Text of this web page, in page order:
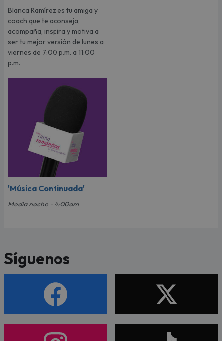
Blanca Ramírez es tu amiga y
coach que te aconseja,
acompaña, inspira y motiva a
ser tu mejor versión de lunes a
viernes de 7:00 p.m. a 11:00
p.m.
'Música Continuada'
Media noche - 4:00am
Síguenos